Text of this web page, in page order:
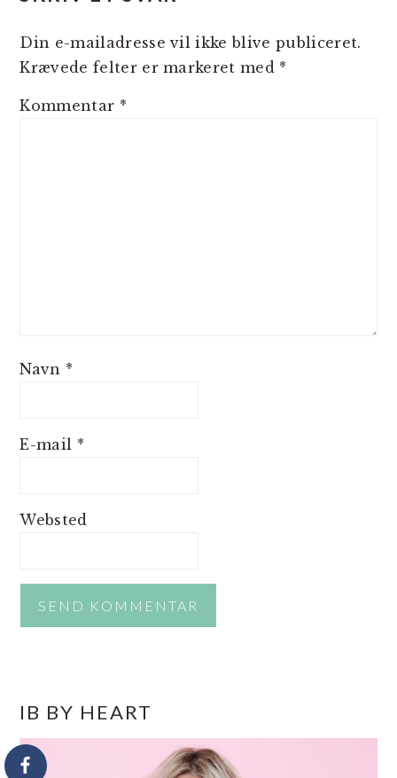
Din e-mailadresse vil ikke blive publiceret.
Krævede felter er markeret med *
Kommentar *
Navn *
E-mail *
Websted
SIDEBAR
IB BY HEART